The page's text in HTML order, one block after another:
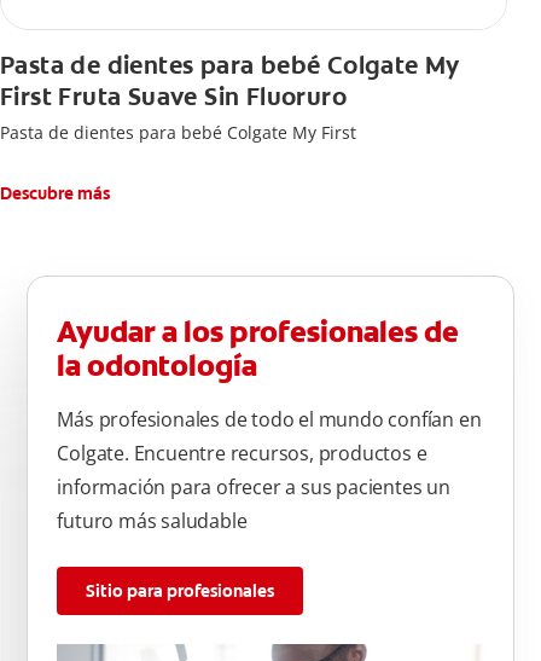
Pasta de dientes para bebé Colgate My
First Fruta Suave Sin Fluoruro
Pasta de dientes para bebé Colgate My First
Descubre más
Ayudar a los profesionales de
la odontología
Más profesionales de todo el mundo confían en
Colgate. Encuentre recursos, productos e
información para ofrecer a sus pacientes un
futuro más saludable
Sitio para profesionales